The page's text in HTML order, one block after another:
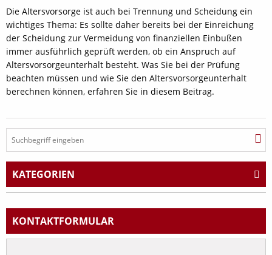
Die Altersvorsorge ist auch bei Trennung und Scheidung ein
wichtiges Thema: Es sollte daher bereits bei der Einreichung
der Scheidung zur Vermeidung von finanziellen Einbußen
immer ausführlich geprüft werden, ob ein Anspruch auf
Altersvorsorgeunterhalt besteht. Was Sie bei der Prüfung
beachten müssen und wie Sie den Altersvorsorgeunterhalt
berechnen können, erfahren Sie in diesem Beitrag.
KATEGORIEN
Abfindung
Abmahnung
KONTAKTFORMULAR